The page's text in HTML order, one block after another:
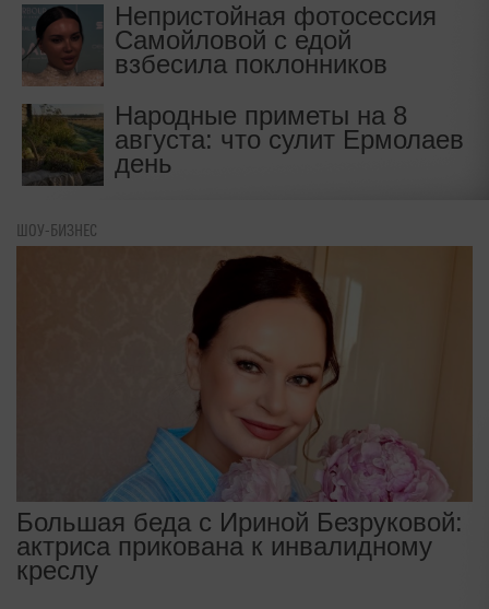
Непристойная фотосессия
Самойловой с едой
взбесила поклонников
Народные приметы на 8
августа: что сулит Ермолаев
день
ШОУ-БИЗНЕС
Большая беда с Ириной Безруковой:
актриса прикована к инвалидному
креслу